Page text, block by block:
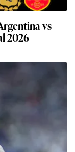
vs
2026